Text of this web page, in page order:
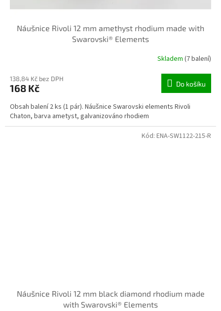
Náušnice Rivoli 12 mm amethyst rhodium made with
Swarovski® Elements
Skladem (7 balení)
138,84 Kč bez DPH
168 Kč Do košíku
Obsah balení 2 ks (1 pár). Náušnice Swarovski elements Rivoli
Chaton, barva ametyst, galvanizováno rhodiem
Náušnice Rivoli 12 mm black diamond rhodium made
with Swarovski® Elements
Kód: ENA-SW1122-215-R